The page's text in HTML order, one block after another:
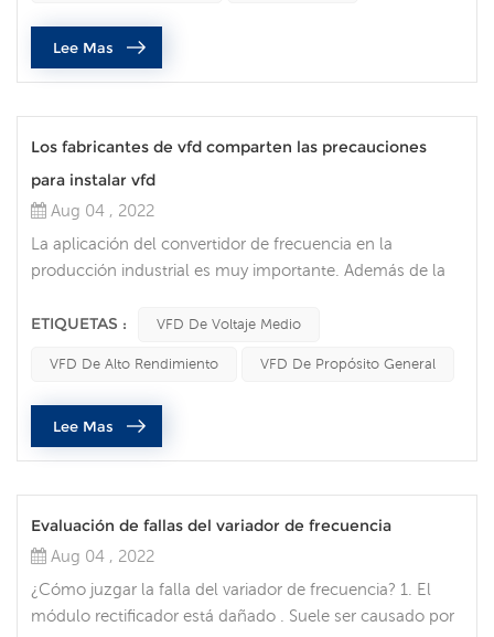
todos los consejos que dio, me gustaría recordarles que
solo personal calificado debe...
Lee Mas
Los fabricantes de vfd comparten las precauciones
para instalar vfd
Aug 04 , 2022
La aplicación del convertidor de frecuencia en la
producción industrial es muy importante. Además de la
importante es que puede ahorrar energía. En la
industrial, los convertidores de frecuencia también se han
utilizado ampliamente. Recientemente, muchos clientes
han preguntado sobre las pre...
ETIQUETAS : VFD De Voltaje Medio
VFD De Alto Rendimiento VFD De Propósito General
Lee Mas
Evaluación de fallas del variador de frecuencia
Aug 04 , 2022
¿Cómo juzgar la falla del variador de frecuencia? 1. El
módulo rectificador está dañado . Suele ser causado por